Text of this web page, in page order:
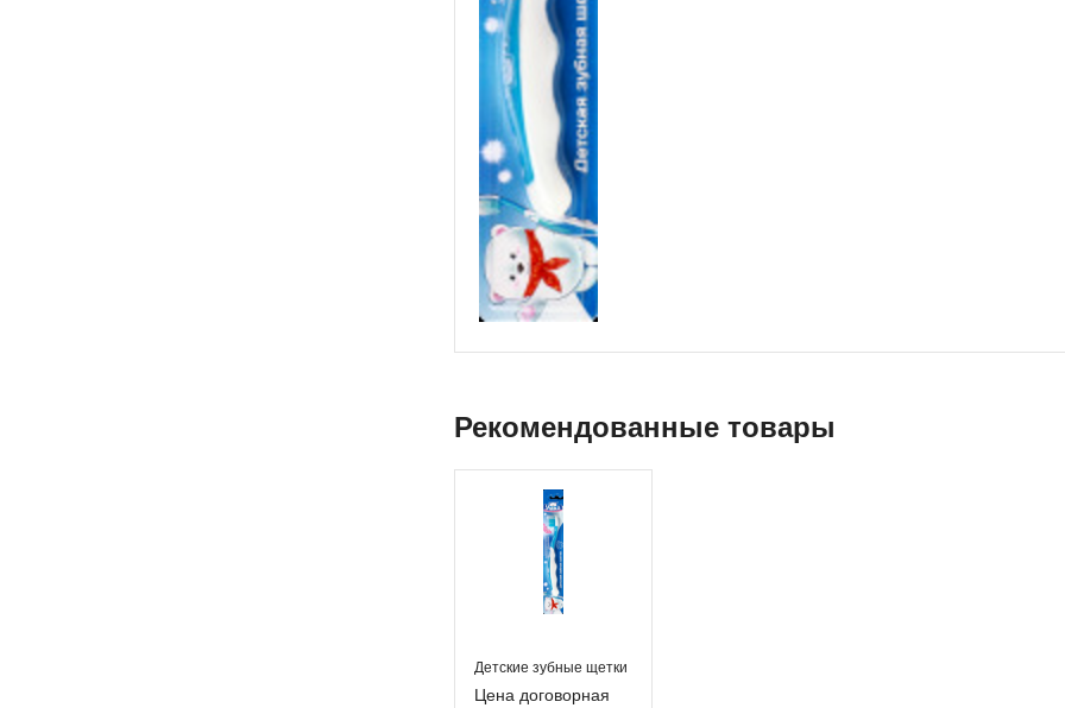
Рекомендованные товары
Детские зубные щетки
Цена договорная